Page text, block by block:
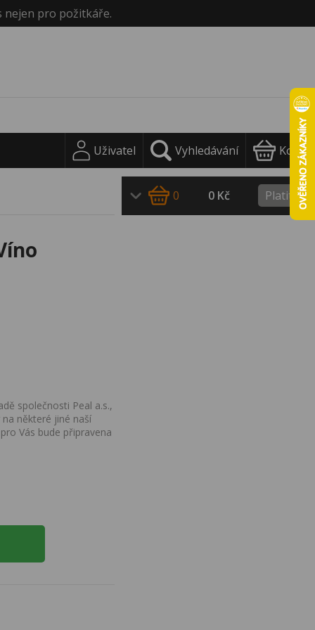
nejen pro požitkáře.
Uživatel Vyhledávání Košík
společnosti Peal a.s.,
některé jiné naší
Vás bude připravena
0 0 Kč Platit